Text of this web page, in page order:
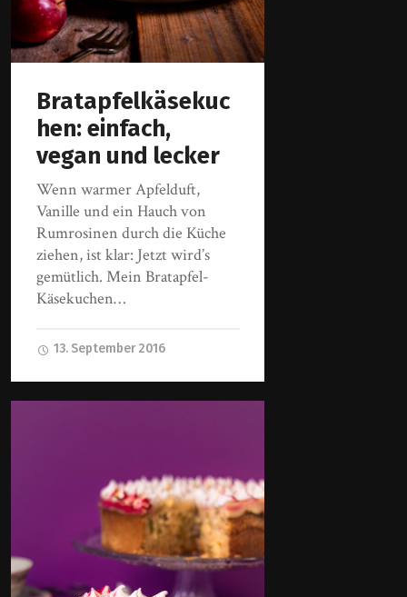
Bratapfelkäsekuc
hen: einfach,
vegan und lecker
Wenn warmer Apfelduft,
Vanille und ein Hauch von
Rumrosinen durch die Küche
ziehen, ist klar: Jetzt wird’s
gemütlich. Mein Bratapfel-
Käsekuchen…
13. September 2016